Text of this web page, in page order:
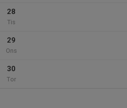
28
Tis
29
Ons
30
Tor